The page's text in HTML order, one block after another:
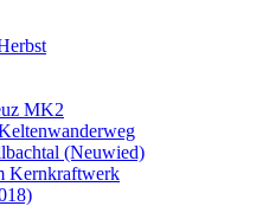
MK2
(Neuwied)
Kernkraftwerk